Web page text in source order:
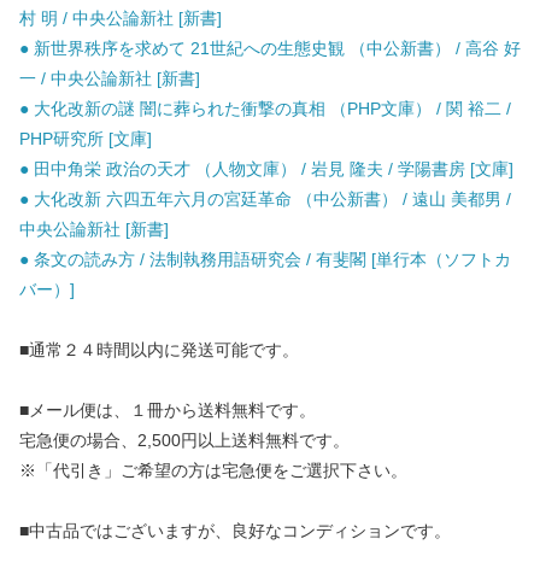
村 明 / 中央公論新社 [新書]
● 新世界秩序を求めて 21世紀への生態史観 （中公新書） / 高谷 好
一 / 中央公論新社 [新書]
● 大化改新の謎 闇に葬られた衝撃の真相 （PHP文庫） / 関 裕二 /
PHP研究所 [文庫]
● 田中角栄 政治の天才 （人物文庫） / 岩見 隆夫 / 学陽書房 [文庫]
● 大化改新 六四五年六月の宮廷革命 （中公新書） / 遠山 美都男 /
中央公論新社 [新書]
● 条文の読み方 / 法制執務用語研究会 / 有斐閣 [単行本（ソフトカ
バー）]
■通常２４時間以内に発送可能です。
■メール便は、１冊から送料無料です。
宅急便の場合、2,500円以上送料無料です。
※「代引き」ご希望の方は宅急便をご選択下さい。
■中古品ではございますが、良好なコンディションです。